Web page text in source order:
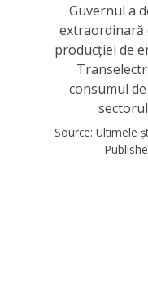
Guvernul a
extraordinară
producției de
consumul
Source: Ultimele